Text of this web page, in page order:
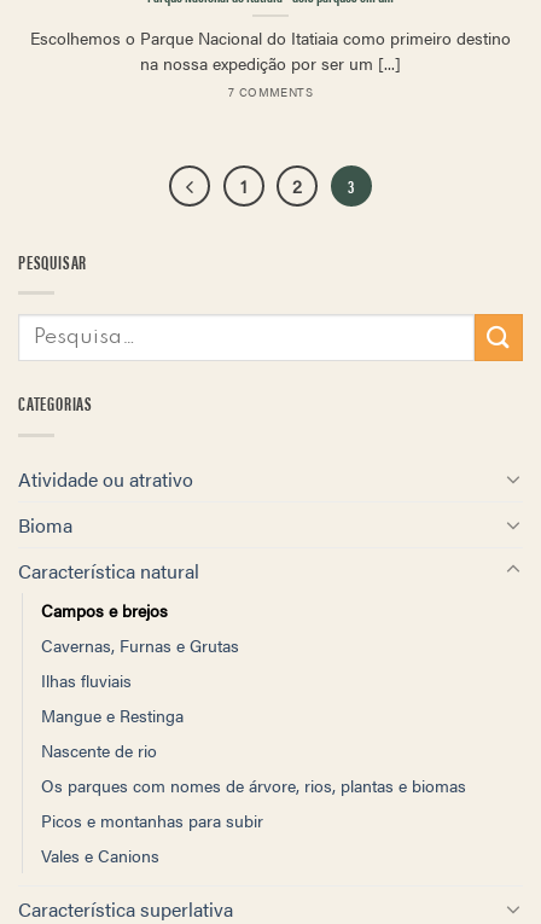
PESQUISAR
CATEGORIAS
Atividade ou atrativo
Bioma
Característica natural
Campos e brejos
Cavernas, Furnas e Grutas
Ilhas fluviais
Mangue e Restinga
Nascente de rio
Os parques com nomes de árvore, rios, plantas e biomas
Picos e montanhas para subir
Vales e Canions
Característica superlativa
Escolhemos o Parque Nacional do Itatiaia como primeiro destino
na nossa expedição por ser um [...]
7 COMMENTS
1 2 3